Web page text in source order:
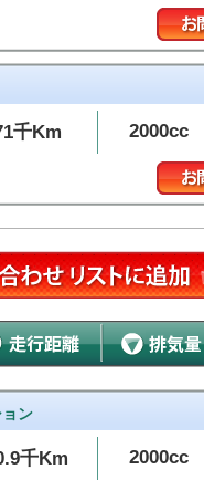
千Km 2000cc
ン
千Km 2000cc